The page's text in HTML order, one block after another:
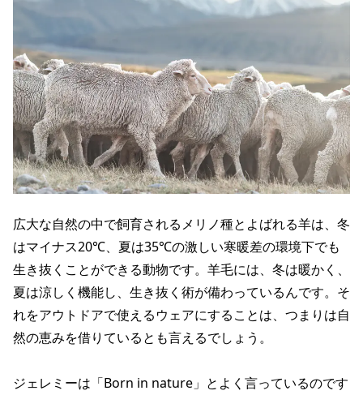
広大な自然の中で飼育されるメリノ種とよばれる羊は、冬
はマイナス20℃、夏は35℃の激しい寒暖差の環境下でも
生き抜くことができる動物です。羊毛には、冬は暖かく、
夏は涼しく機能し、生き抜く術が備わっているんです。そ
れをアウトドアで使えるウェアにすることは、つまりは自
然の恵みを借りているとも言えるでしょう。
ジェレミーは「Born in nature」とよく言っているのです